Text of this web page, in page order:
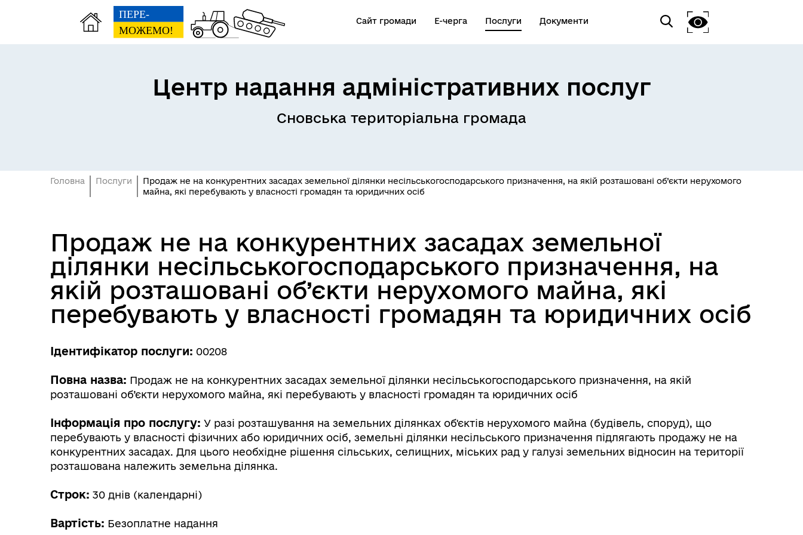
Сайт громади Е-черга Послуги Документи
Центр надання адміністративних послуг
Сновська територіальна громада
Головна Послуги
Продаж не на конкурентних засадах земельної ділянки несільськогосподарського призначення, на якій розташовані об’єкти нерухомого
майна, які перебувають у власності громадян та юридичних осіб
Продаж не на конкурентних засадах земельної
ділянки несільськогосподарського призначення, на
якій розташовані об’єкти нерухомого майна, які
перебувають у власності громадян та юридичних осіб
Ідентифікатор послуги: 00208
Повна назва: Продаж не на конкурентних засадах земельної ділянки несільськогосподарського призначення, на якій
розташовані об’єкти нерухомого майна, які перебувають у власності громадян та юридичних осіб
Інформація про послугу: У разі розташування на земельних ділянках об'єктів нерухомого майна (будівель, споруд), що
перебувають у власності фізичних або юридичних осіб, земельні ділянки несільського призначення підлягають продажу не на
конкурентних засадах. Для цього необхідне рішення сільських, селищних, міських рад у галузі земельних відносин на території
розташована належить земельна ділянка.
Строк: 30 днів (календарні)
Вартість: Безоплатне надання